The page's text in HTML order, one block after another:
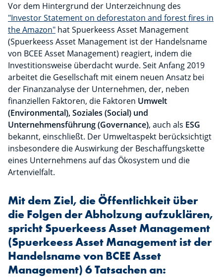
Vor dem Hintergrund der Unterzeichnung des
"Investor Statement on deforestaton and forest fires in
the Amazon" hat Spuerkeess Asset Management
(Spuerkeess Asset Management ist der Handelsname
von BCEE Asset Management) reagiert, indem die
Investitionsweise überdacht wurde. Seit Anfang 2019
arbeitet die Gesellschaft mit einem neuen Ansatz bei
der Finanzanalyse der Unternehmen, der, neben
finanziellen Faktoren, die Faktoren Umwelt
(Environmental), Soziales (Social) und
Unternehmensführung (Governance), auch als ESG
bekannt, einschließt. Der Umweltaspekt berücksichtigt
insbesondere die Auswirkung der Beschaffungskette
eines Unternehmens auf das Ökosystem und die
Artenvielfalt.
Mit dem Ziel, die Öffentlichkeit über
die Folgen der Abholzung aufzuklären,
spricht Spuerkeess Asset Management
(Spuerkeess Asset Management ist der
Handelsname von BCEE Asset
Management) 6 Tatsachen an: